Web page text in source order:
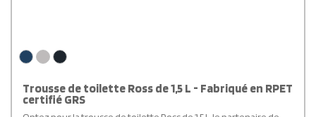
hauteur de vos attentes. Une trousse de toilette personnalisée qui
coche toutes les cases.
Trousse de toilette Ross de 1,5 L - Fabriqué en RPET
certifié GRS